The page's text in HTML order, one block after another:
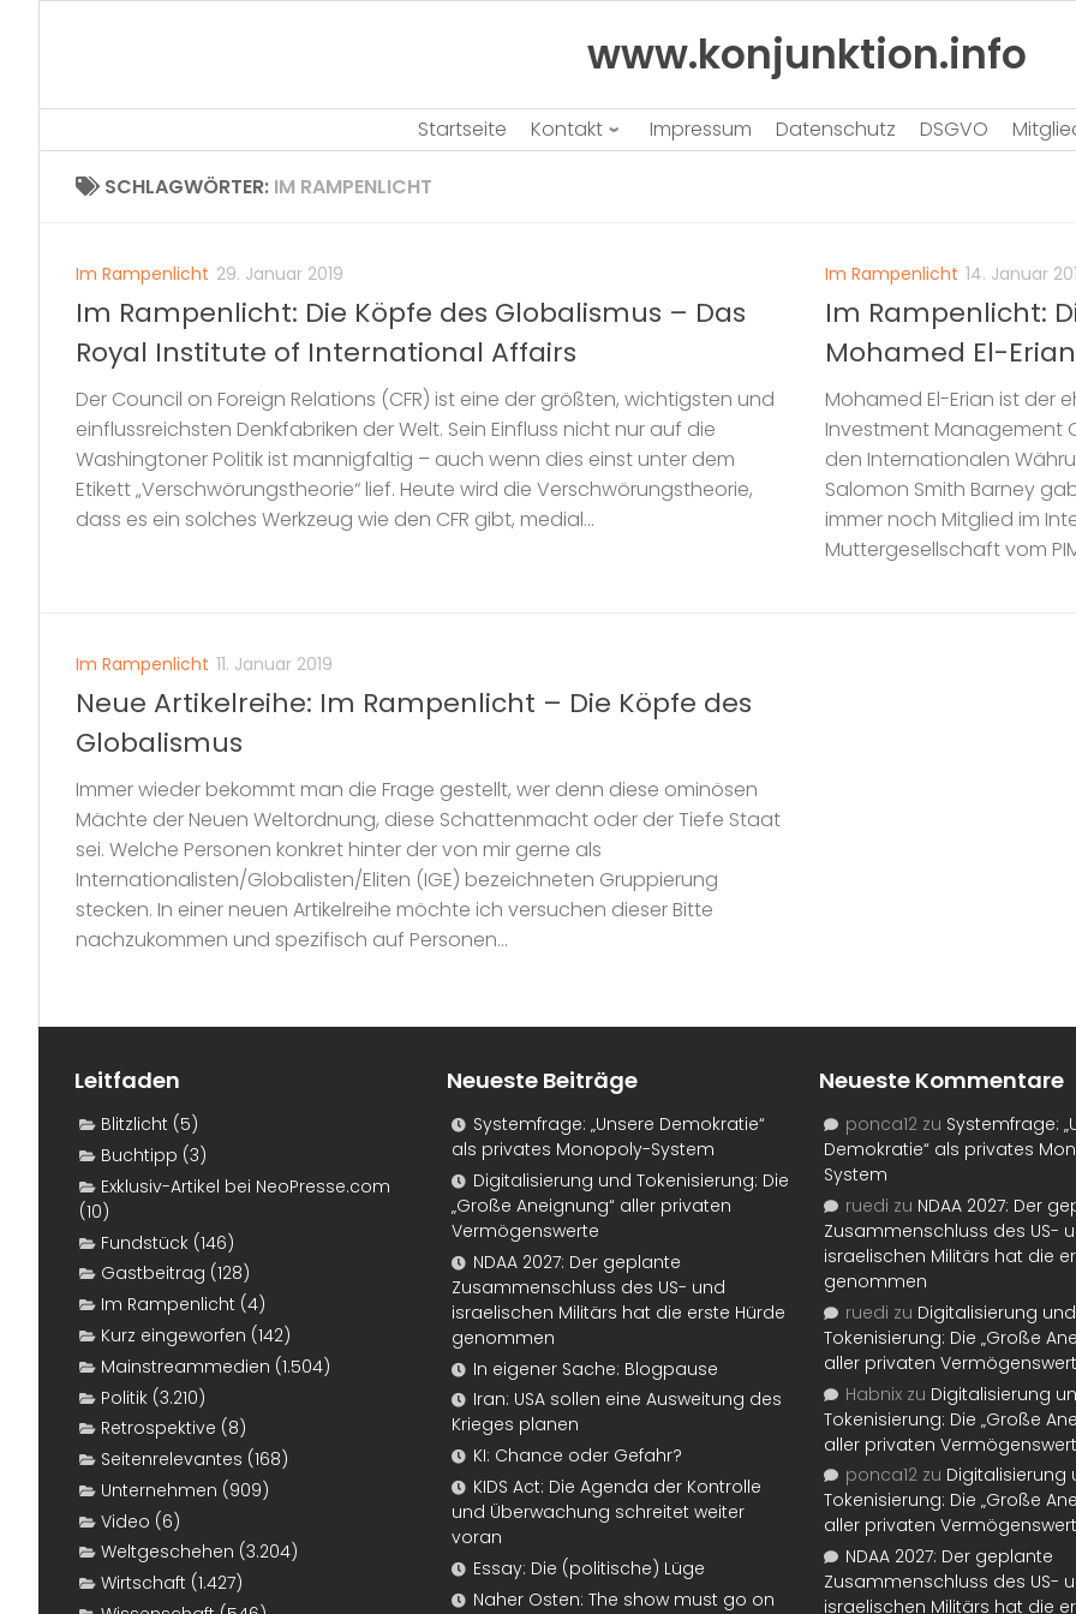
www.konjunktion.info
Startseite Kontakt Impressum Datenschutz DSGVO
SCHLAGWÖRTER: IM RAMPENLICHT
Im Rampenlicht 29. Januar 2019
Im Rampenlicht: Die Köpfe des Globalismus – Das
Royal Institute of International Affairs
Der Council on Foreign Relations (CFR) ist eine der größten, wichtigsten und
einflussreichsten Denkfabriken der Welt. Sein Einfluss nicht nur auf die
Washingtoner Politik ist mannigfaltig – auch wenn dies einst unter dem
Etikett „Verschwörungstheorie“ lief. Heute wird die Verschwörungstheorie,
dass es ein solches Werkzeug wie den CFR gibt, medial...
Im Rampenlicht 14. Januar
Im Rampenlicht:
Mohamed El-Erian
Mohamed El-Erian ist der
Investment Management
den Internationalen
Salomon Smith Barney
immer noch Mitglied im
Muttergesellschaft vom
Im Rampenlicht 11. Januar 2019
Neue Artikelreihe: Im Rampenlicht – Die Köpfe des
Globalismus
Immer wieder bekommt man die Frage gestellt, wer denn diese ominösen
Mächte der Neuen Weltordnung, diese Schattenmacht oder der Tiefe Staat
sei. Welche Personen konkret hinter der von mir gerne als
Internationalisten/Globalisten/Eliten (IGE) bezeichneten Gruppierung
stecken. In einer neuen Artikelreihe möchte ich versuchen dieser Bitte
nachzukommen und spezifisch auf Personen...
Leitfaden
Blitzlicht (5)
Buchtipp (3)
Exklusiv-Artikel bei NeoPresse.com
(10)
Fundstück (146)
Gastbeitrag (128)
Im Rampenlicht (4)
Kurz eingeworfen (142)
Mainstreammedien (1.504)
Politik (3.210)
Retrospektive (8)
Seitenrelevantes (168)
Unternehmen (909)
Video (6)
Weltgeschehen (3.204)
Wirtschaft (1.427)
Neueste Beiträge
Systemfrage: „Unsere Demokratie“
als privates Monopoly-System
Digitalisierung und Tokenisierung: Die
„Große Aneignung“ aller privaten
Vermögenswerte
NDAA 2027: Der geplante
Zusammenschluss des US- und
israelischen Militärs hat die erste Hürde
genommen
In eigener Sache: Blogpause
Iran: USA sollen eine Ausweitung des
Krieges planen
KI: Chance oder Gefahr?
KIDS Act: Die Agenda der Kontrolle
und Überwachung schreitet weiter
voran
Essay: Die (politische) Lüge
Naher Osten: The show must go on
Neueste Kommentare
ponca12 zu Systemfrage:
Demokratie“ als privates
System
ruedi zu NDAA 2027: Der
Zusammenschluss des US-
israelischen Militärs hat die
genommen
ruedi zu Digitalisierung und
Tokenisierung: Die „Große
aller privaten
Habnix zu Digitalisierung
Tokenisierung: Die „Große
aller privaten
ponca12 zu Digitalisierung
Tokenisierung: Die „Große
aller privaten
NDAA 2027: Der geplante
Zusammenschluss des US-
israelischen Militärs hat die